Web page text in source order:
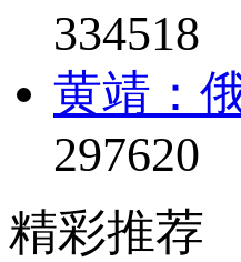
334518
黄靖：
297620
精彩推荐